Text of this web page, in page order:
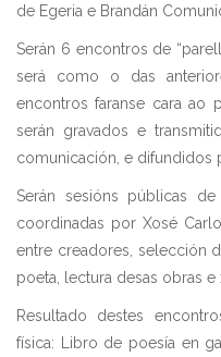
de Egeria e Brandán
Serán 6 encontros de
será como o das
encontros faranse cara ao
serán gravados e
comunicación, e difundidos
Serán sesións públicas
coordinadas por Xosé
entre creadores, selección
poeta, lectura desas obras e
Resultado destes
física: Libro de poesía en